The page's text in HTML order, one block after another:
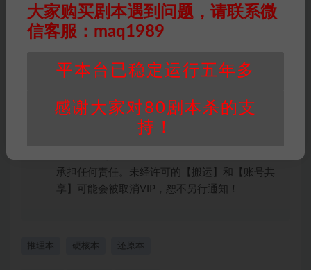
件通知并提供相关证实资料至邮箱
448271243@qq.com，如若情况属实，我们将
积分说明∶剧本杀下载所需积分非剧本杀资源自
站整理资料的时间成本及网站运营所需支出费
承担任何责任。未经许可的【搬运】和【账号共
享】可能会被取消VIP，恕不另行通知！
推理本 硬核本 还原本
大家购买剧本遇到问题，请联系微
信客服：maq1989
平本台已稳定运行五年多
感谢大家对80剧本杀的支
持！